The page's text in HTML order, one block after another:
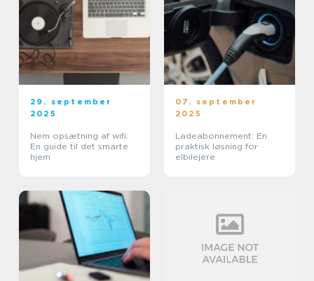
29. september
2025
Nem opsætning af wifi:
En guide til det smarte
hjem
07. september
2025
Ladeabonnement: En
praktisk løsning for
elbilejere